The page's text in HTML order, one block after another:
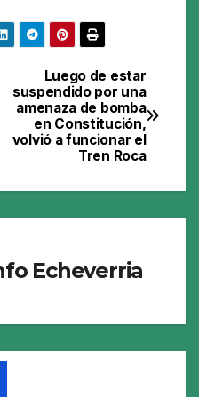
Luego de estar
suspendido por una
amenaza de bomba
en Constitución,
volvió a funcionar el
Tren Roca
Echeverria